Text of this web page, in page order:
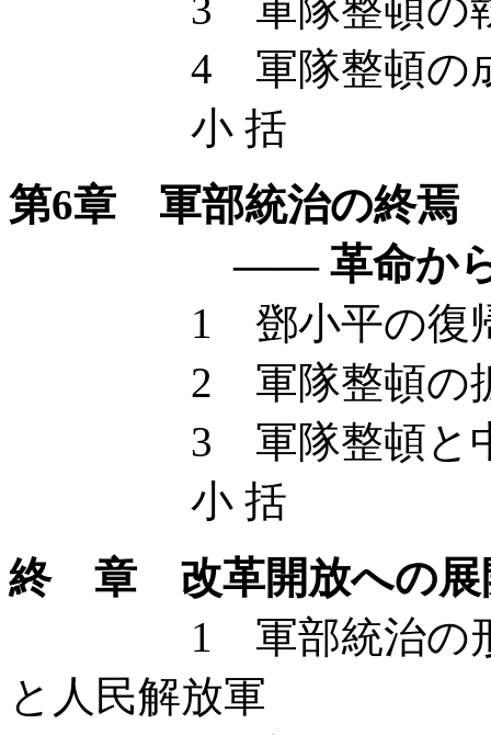
3 軍隊整頓の執
4 軍隊整頓の
小 括
第6章 軍部統治の終焉
—— 革命から
1 鄧小平の復帰と
2 軍隊整頓の拡大
3 軍隊整頓と中
小 括
終 章 改革開放への展
1 軍部統治の形成
と人民解放軍